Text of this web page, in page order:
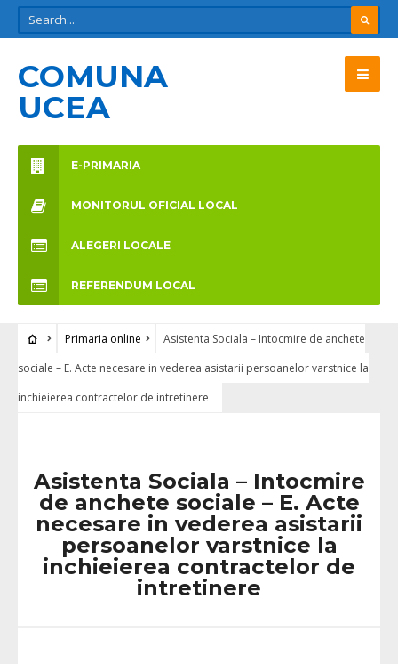
COMUNA
UCEA
E-PRIMARIA
MONITORUL OFICIAL LOCAL
ALEGERI LOCALE
REFERENDUM LOCAL
Primaria online
Asistenta Sociala – Intocmire de anchete
sociale – E. Acte necesare in vederea asistarii persoanelor varstnice la
inchieierea contractelor de intretinere
Asistenta Sociala – Intocmire
de anchete sociale – E. Acte
necesare in vederea asistarii
persoanelor varstnice la
inchieierea contractelor de
intretinere